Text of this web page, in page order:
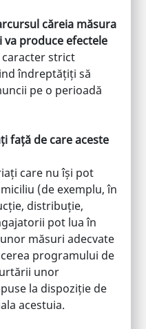
căreia măsura
produce efectele
caracter strict
îndreptățiți să
pe o perioadă
față de care aceste
care nu își pot
(de exemplu, în
distribuție,
pot lua în
măsuri adecvate
programului de
unor
la dispoziție de
acestuia.